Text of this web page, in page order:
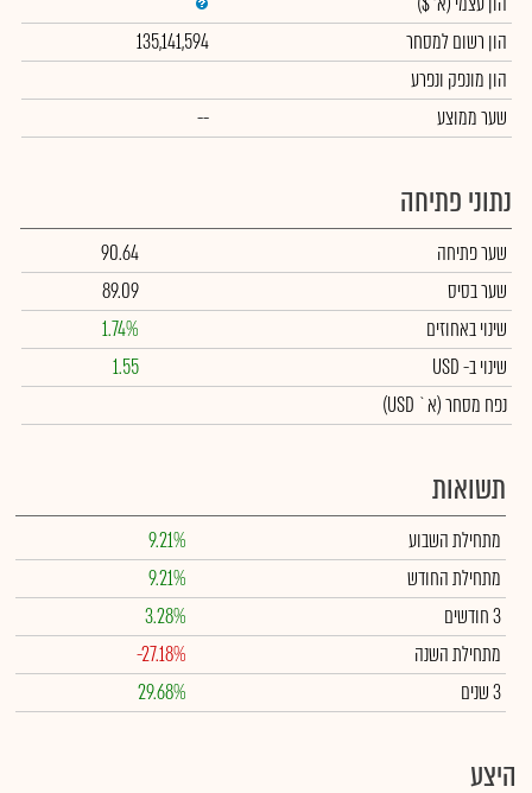
הון רשום למסחר
135,141,594
הון מונפק ונפרע
שער ממוצע
--
נתוני פתיחה
שער פתיחה
90.64
שער בסיס
89.09
שינוי באחוזים
1.74%
שינויב- USD
1.55
נפח מסחר(א` USD)
תשואות
מתחילת השבוע
9.21%
מתחילת החודש
9.21%
3 חודשים
3.28%
מתחילת השנה
-27.18%
3 שנים
29.68%
היצע